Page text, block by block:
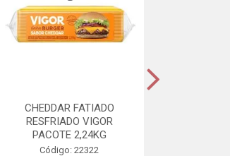
CHEDDAR FATIADO
RESFRIADO VIGOR
PACOTE 2,24KG
Código: 22322